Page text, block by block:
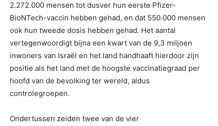
2.272.000 mensen tot dusver hun eerste Pfizer-
BioNTech-vaccin hebben gehad, en dat 550.000 mensen
ook hun tweede dosis hebben gehad. Het aantal
vertegenwoordigt bijna een kwart van de 9,3 miljoen
inwoners van Israël en het land handhaaft hierdoor zijn
positie als het land met de hoogste vaccinatiegraad per
hoofd van de bevolking ter wereld, aldus
controlegroepen.
Ondertussen zeiden twee van de vier